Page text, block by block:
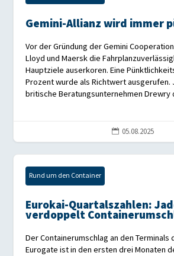
Gemini-Allianz wird immer
Vor der Gründung der Gemini
Lloyd und Maersk die
Hauptziele auserkoren. Eine
Prozent wurde als Richtwert ausgerufen.
britische Beratungsunternehmen Drewry
 05.08.2025
Rund um den Container
Eurokai-Quartalszahlen:
verdoppelt
Der Containerumschlag an den
Eurogate ist in den ersten drei Monaten